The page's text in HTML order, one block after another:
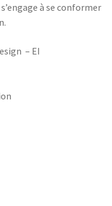
à se conformer
– EI
Gare